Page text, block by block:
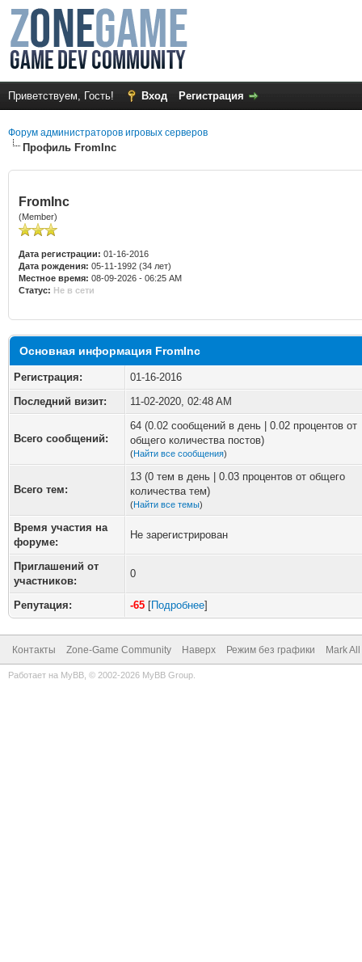
Приветствуем, Гость! Вход Регистрация
Форум администраторов игровых серверов
Профиль FromInc
FromInc
(Member)
Дата регистрации: 01-16-2016
Дата рождения: 05-11-1992 (34 лет)
Местное время: 08-09-2026 - 06:25 AM
Статус: Не в сети
Основная информация FromInc
Регистрация:
01-16-2016
Последний визит:
11-02-2020, 02:48 AM
Всего сообщений:
64 (0.02 сообщений в день | 0.02 процентов от
общего количества постов)
(Найти все сообщения)
Всего тем:
13 (0 тем в день | 0.03 процентов от общего
количества тем)
(Найти все темы)
Время участия на
форуме:
Не зарегистрирован
Приглашений от
участников:
0
Репутация: -65 [Подробнее]
Контакты Zone-Game Community Наверх Режим без графики Mark
Работает на MyBB , © 2002-2026 MyBB Group